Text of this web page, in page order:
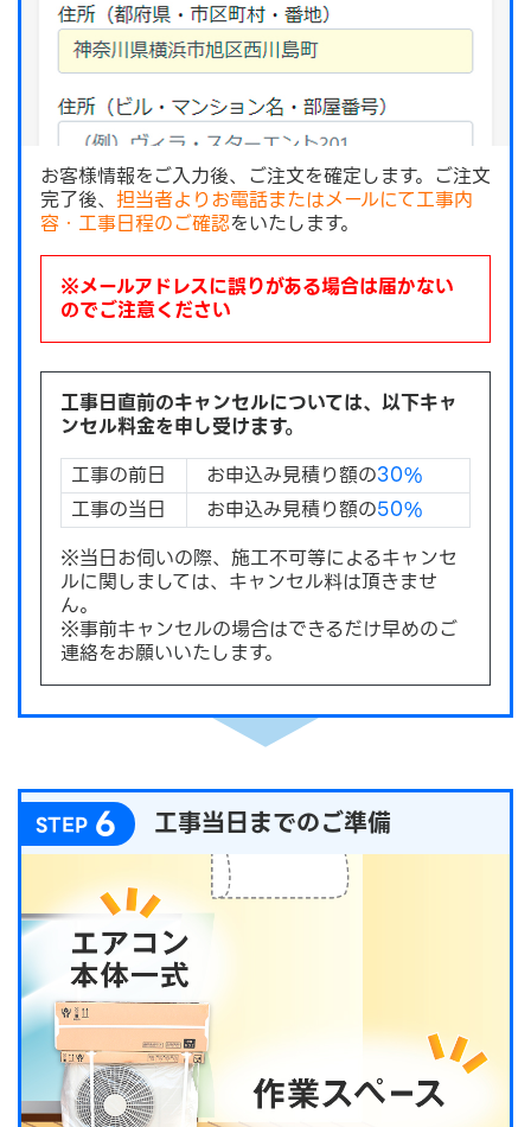
お客様情報をご入力後、ご注文を確定します。ご注文
完了後、 担当者よりお電話またはメールにて工事内
容・工事日程のご確認をいたします。
※メールアドレスに誤りがある場合は届かない
のでご注意ください
工事日直前のキャンセルについては、以下キャ
ンセル料金を申し受けます。
工事の前日
お申込み見積り額の30%
工事の当日
お申込み見積り額の50%
※当日お伺いの際、施工不可等によるキャンセ
ルに関しましては、キャンセル料は頂きませ
ん。
※事前キャンセルの場合はできるだけ早めのご
連絡をお願いいたします。
STEP 6 工事当日までのご準備